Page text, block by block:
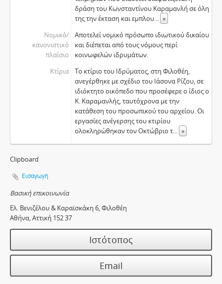
δράση του Κωνσταντίνου Καραμανλή σε όλη
της την έκταση και εμπλου... »
Νομικό/
κανονιστικό
πλαίσιο
Αποτελεί νομικό πρόσωπο ιδιωτικού δικαίου
και διέπεται από τους νόμους περί
κοινωφελών ιδρυμάτων.
Κτίρια
Το κτίριο του Ιδρύματος, στη Φιλοθέη,
ανεγέρθηκε με σχέδιο του Ιάσονα Ρίζου, σε
ιδιόκτητο οικόπεδο που προσέφερε ο ίδιος ο
Κ. Καραμανλής, ταυτόχρονα με την
κατάθεση του προσωπικού του αρχείου. Οι
εργασίες ανέγερσης του κτιρίου
ολοκληρώθηκαν τον Οκτώβριο τ... »
Clipboard
Εισαγωγή
Βασική επικοινωνία
Eλ. Βενιζέλου & Καραϊσκάκη 6, Φιλοθέη
Αθήνα, Αττική 152 37
Ιστότοπος
Email